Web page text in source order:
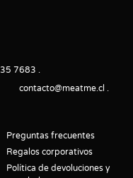
7683
contacto@meatme.cl
Preguntas frecuentes
Regalos corporativos
Política de devoluciones y